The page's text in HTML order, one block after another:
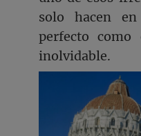
solo hacen
perfecto
inolvidable.